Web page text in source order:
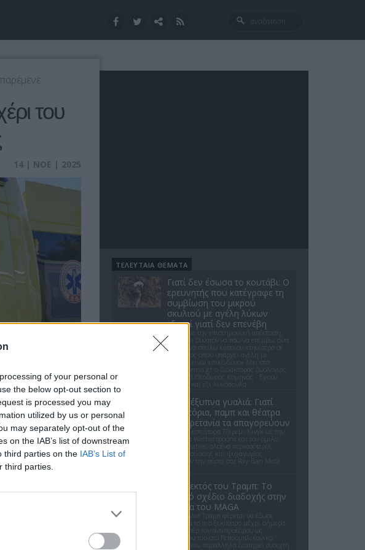
of your personal or
the below opt-out section to
is processed you may
utilized by us or personal
may separately opt-out of the
on the IAB’s list of downstream
third parties on the IAB’s List of
third parties.
του
14 | ΝΟΕ | 2025
υπό συνθήκες
ΤΕΛΕΥΤΑΙΑ ΘΕΜΑΤΑ
Γιατί δεν έσωσα το κουτάβι: Ο
ερευνητής που κατέγραφε τη
συμβίωση του μικρού
σκυλιού με αγέλη λύκων
εξηγεί γιατί δεν επενέβη
«Κρατάμε την επιστημονική απόσταση,
δεν είναι δυνατόν να πάω να επέμβω, ούτε
γίνεται να στείλω κάποιον κτηνίατρο σε
ένα μέρος όπου υπάρχει αγέλη με
λύκους, είναι επικίνδυνο» λέει στο
protothema.gr ο διδάκτορας ζωολογίας
του ΑΠΘ, Θεόδωρος Κομηνός - Έχουν
πεθάνει και έξι λυκόπουλα
Meta έξυπνα γυαλιά: Γιατί
εστιατόρια, παμπ και θέατρα
στη Βρετανία τα απαγορεύουν
Από τον εστιάτορα Τζέρεμι Κινγκ ως την
αλυσίδα Wetherspoons και τον όμιλο
ATG Theatres, ολοένα περισσότεροι
χώροι εστίασης και ψυχαγωγίας
κλείνουν την πόρτα στα Ray-Ban Meta
Ο εκλεκτός του Τραμπ: Το
κρυφό σχέδιο διαδοχής στην
ηγεσία του MAGA
Ο Ντόναλντ Τραμπ φέρεται να έδωσε
ιδιωτικά το πιο ξεκάθαρο μέχρι σήμερα
σήμα υπέρ του αντιπροέδρου ως
διαδόχου του στο Ρεπουμπλικανικό
Κόμμα, ενώ παράλληλα διατηρεί ανοιχτή